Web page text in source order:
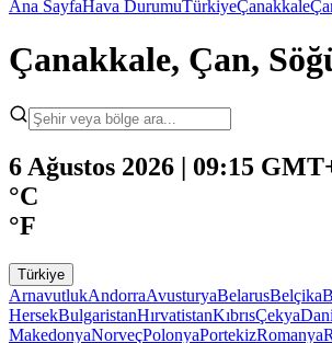
Ana SayfaHava DurumuTürkiyeÇanakkale
Çanakkale, Çan,
6 Ağustos 2026 | 09:15
°C
°F
Türkiye
ArnavutlukAndorraAvusturyaBelarusBelçika
HersekBulgaristanHırvatistanKıbrısÇekya
MakedonyaNorveçPolonyaPortekizRomanya